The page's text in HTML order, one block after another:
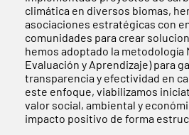
climática en diversos biomas,
asociaciones estratégicas con
comunidades para crear
hemos adoptado la metodología
Evaluación y Aprendizaje) para
transparencia y efectividad en
este enfoque, viabilizamos
valor social, ambiental y
impacto positivo de forma